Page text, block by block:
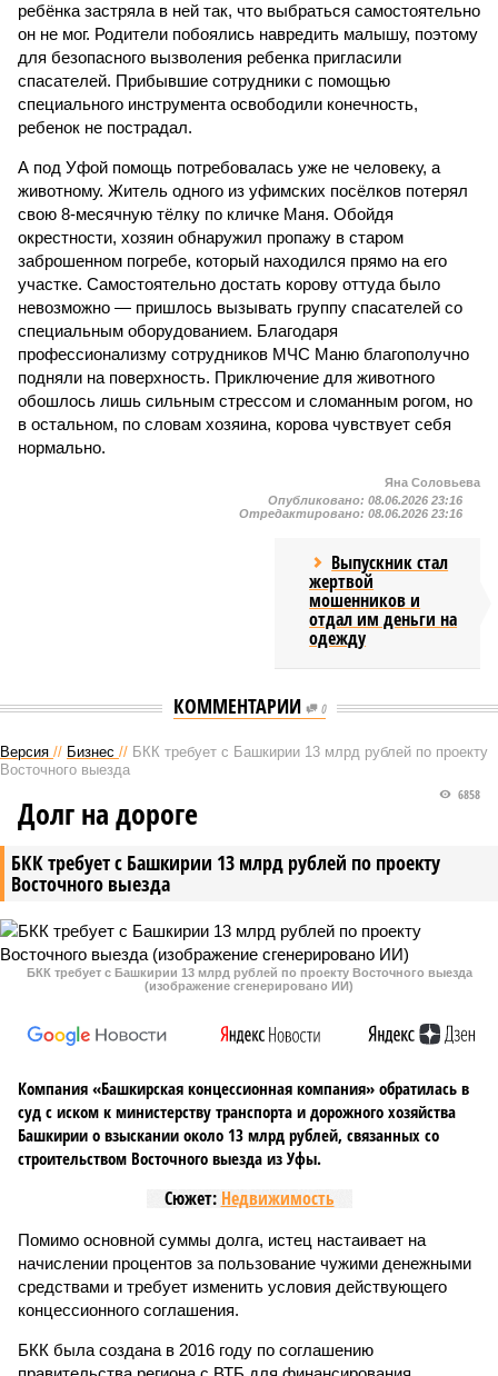
ребёнка застряла в ней так, что выбраться самостоятельно
он не мог. Родители побоялись навредить малышу, поэтому
для безопасного вызволения ребенка пригласили
спасателей. Прибывшие сотрудники с помощью
специального инструмента освободили конечность,
ребенок не пострадал.
А под Уфой помощь потребовалась уже не человеку, а
животному. Житель одного из уфимских посёлков потерял
свою 8-месячную тёлку по кличке Маня. Обойдя
окрестности, хозяин обнаружил пропажу в старом
заброшенном погребе, который находился прямо на его
участке. Самостоятельно достать корову оттуда было
невозможно — пришлось вызывать группу спасателей со
специальным оборудованием. Благодаря
профессионализму сотрудников МЧС Маню благополучно
подняли на поверхность. Приключение для животного
обошлось лишь сильным стрессом и сломанным рогом, но
в остальном, по словам хозяина, корова чувствует себя
нормально.
Яна Соловьева
Опубликовано: 08.06.2026 23:16
Отредактировано: 08.06.2026 23:16
Выпускник стал
жертвой
мошенников и
отдал им деньги на
одежду
КОММЕНТАРИИ 0
Версия // Бизнес // БКК требует с Башкирии 13 млрд рублей по проекту
Восточного выезда
БКК требует с Башкирии 13 млрд рублей по проекту
Восточного выезда
6858
Долг на дороге
БКК требует с Башкирии 13 млрд рублей по проекту Восточного выезда
(изображение сгенерировано ИИ)
Компания «Башкирская концессионная компания» обратилась в
суд с иском к министерству транспорта и дорожного хозяйства
Башкирии о взыскании около 13 млрд рублей, связанных со
строительством Восточного выезда из Уфы.
Сюжет: Недвижимость
Помимо основной суммы долга, истец настаивает на
начислении процентов за пользование чужими денежными
средствами и требует изменить условия действующего
концессионного соглашения.
БКК была создана в 2016 году по соглашению